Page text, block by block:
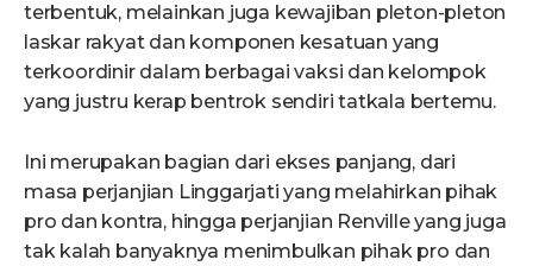
terbentuk, melainkan juga kewajiban pleton-pleton
laskar rakyat dan komponen kesatuan yang
terkoordinir dalam berbagai vaksi dan kelompok
yang justru kerap bentrok sendiri tatkala bertemu.
Ini merupakan bagian dari ekses panjang, dari
masa perjanjian Linggarjati yang melahirkan pihak
pro dan kontra, hingga perjanjian Renville yang juga
tak kalah banyaknya menimbulkan pihak pro dan